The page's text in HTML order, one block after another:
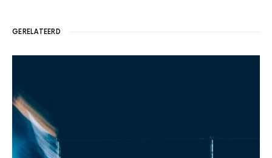
GERELATEERD